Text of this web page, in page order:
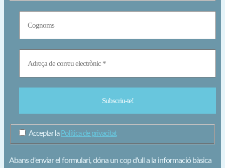
Acceptar la Política de privacitat
Abans d'enviar el formulari, dóna un cop d'ull a la informació bàsica